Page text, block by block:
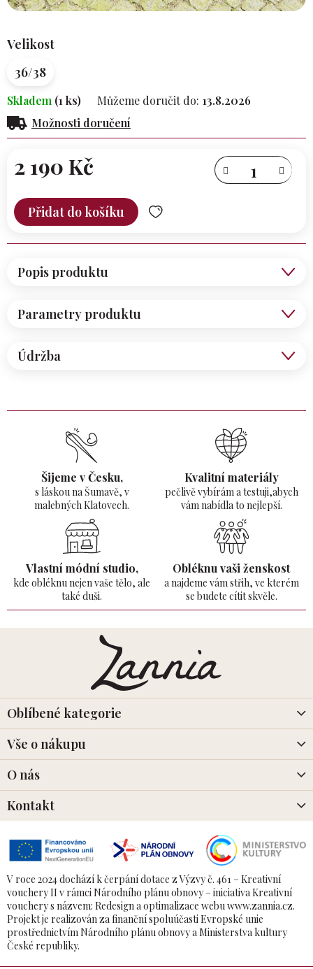
Velikost
36/38
Skladem (1 ks) Můžeme doručit do: 13.8.2026
Možnosti doručení
2 190 Kč
cena:
Přidat do košíku
Údržba
Parametry produktu
Popis produktu
Šijeme v Česku,
s láskou na Šumavě, v
malebných Klatovech.
Kvalitní materiály
pečlivě vybírám a testuji,abych
vám nabídla to nejlepší.
Vlastní módní studio,
kde obléknu nejen vaše tělo, ale
také duši.
Obléknu vaši ženskost
a najdeme vám střih, ve kterém
se budete cítit skvěle.
t
Oblíbené kategorie
Vše o nákupu
O nás
Kontakt
V roce 2024 dochází k čerpání dotace z Výzvy č. 461 – Kreativní
vouchery II v rámci Národního plánu obnovy – iniciativa Kreativní
vouchery s názvem: Redesign a optimalizace webu www.zannia.cz.
Projekt je realizován za finanční spoluúčasti Evropské unie
prostřednictvím Národního plánu obnovy a Ministerstva kultury
České republiky.